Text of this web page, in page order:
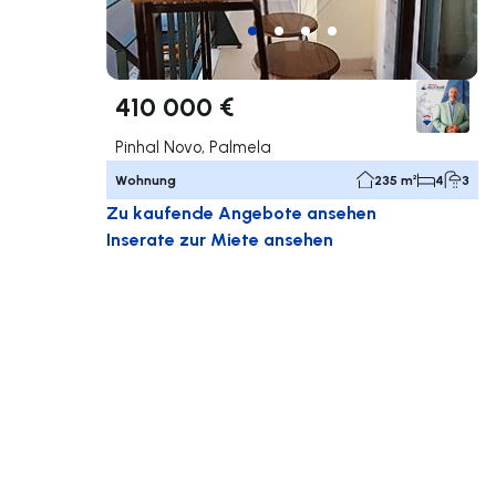
410 000 €
Pinhal Novo, Palmela
Wohnung 235 m² 4 3
Zu kaufende Angebote ansehen
Inserate zur Miete ansehen